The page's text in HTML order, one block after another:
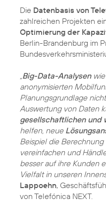
Die Datenbasis von
zahlreichen Projekten
Optimierung der
Berlin-Brandenburg im
„Big-Data-Analysenwie
anonymisierten
Planungsgrundlage
Auswertung von Daten
gesellschaftlichen und
helfen, neue
Beispiel die
vereinfachen und
besser auf ihre Kunden
Vielfalt in unseren
Lappoehn,
von Telefónica NEXT.